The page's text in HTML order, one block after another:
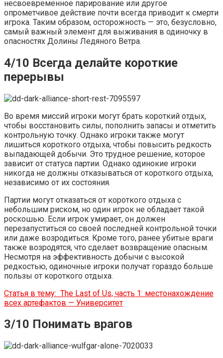
несвоевременное парирование или другое
опрометчивое действие почти всегда приводит к смерти
игрока. Таким образом, осторожность — это, безусловно,
самый важный элемент для выживания в одиночку в
опасностях Долины Ледяного Ветра.
4/10 Всегда делайте короткие
перерывы
Во время миссий игроки могут брать короткий отдых,
чтобы восстановить силы, пополнить запасы и отметить
контрольную точку. Однако игроки также могут
лишиться короткого отдыха, чтобы повысить редкость
выпадающей добычи. Это трудное решение, которое
зависит от статуса партии. Однако одинокие игроки
никогда не должны отказываться от короткого отдыха,
независимо от их состояния.
Партии могут отказаться от короткого отдыха с
небольшим риском, но один игрок не обладает такой
роскошью. Если игрок умирает, он должен
перезапуститься со своей последней контрольной точки
или даже возродиться. Кроме того, ранее убитые враги
также возродятся, что сделает возвращение опасным.
Несмотря на эффективность добычи с высокой
редкостью, одиночные игроки получат гораздо больше
пользы от короткого отдыха.
Статья в тему: The Last of Us, часть 1: местонахождение
всех артефактов — Университет
3/10 Понимать врагов